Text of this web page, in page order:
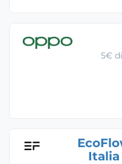
5€
Italia